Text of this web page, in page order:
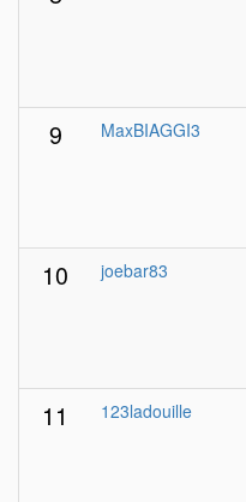
9 MaxBIAGGI3
10 joebar83
11 123ladouille